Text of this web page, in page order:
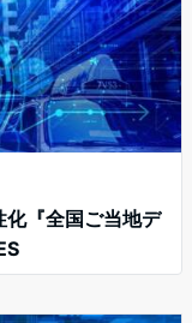
『全国ご当地デ